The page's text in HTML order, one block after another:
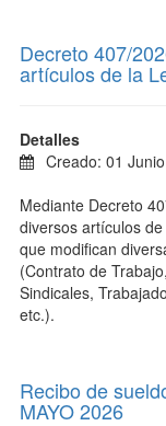
Decreto 407/
artículos de la
Detalles
Creado: 01
Mediante Decreto
diversos artículos
que modifican
(Contrato de
Sindicales,
etc.).
Recibo de
MAYO 2026